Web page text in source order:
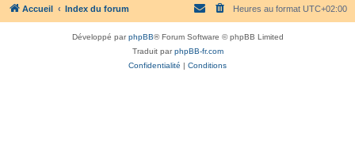
Accueil Index du forum Heures au format UTC+02:00
Développé parphpBB® Forum Software © phpBB Limited
Traduit parphpBB-fr.com
Confidentialité | Conditions